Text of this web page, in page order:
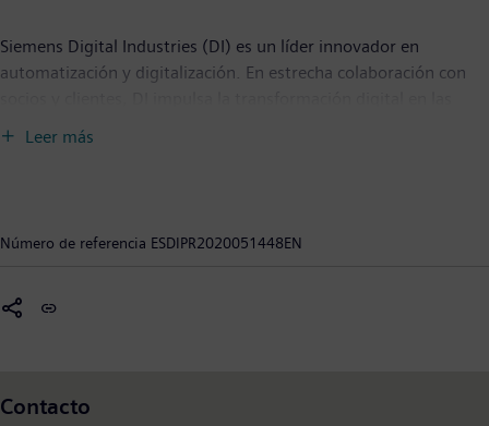
Siemens Digital Industries (DI) es un líder innovador en
automatización y digitalización. En estrecha colaboración con
industrias de procesos y discretas. Con su portfolio de Digital
de DI apoya a los clientes para lograr una mayor productividad y
portfolio para integrar las tecnologías de vanguardia del futuro.
Leer más
Número de referencia ESDIPR2020051448EN
Contacto